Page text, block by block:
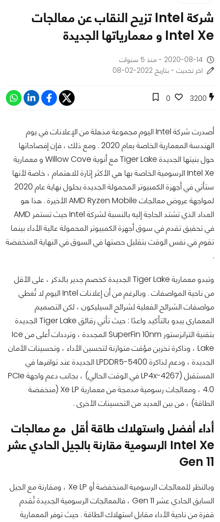
شركة Intel تزيح النقاب عن معالجات
Intel Xe و معمارياتها الجديدة
2020-08-14 - منذ 5 سنوات
اخر تحديث - بتاريخ 2022-02-08
3200
0
أصدرت شركة Intel اليوم مجموعة مذهلة من الإعلانات في يوم
الهندسة المعمارية الخاصة بعام 2020 .
ومع ذلك ، فإن إفصاحاتها
حول بنيتها الجديدة Tiger Lake مع أنوية Willow Cove و معمارية
Intel Xe الرسومية الخاصة بها هي الأكثر إثارة للاهتمام ، خاصة لأنها
ستأتي في أجهزة الكمبيوتر المحمولة الجديدة بحلول نهاية عام 2020
لمواجهة عروض معالجات AMD Ryzen Mobile الأخيرة .
هذا هو
العداد الذي تشتد الحاجة إليه بالنسبة لشركة Intel حيث تستمر AMD
في تحقيق تقدم في سوق أجهزة الكمبيوتر المحمولة عالية الأداء بينما
تقوم في نفس الوقت بتقليل حصتها في السوق في النهاية المنخفضة
.
وتبدو معمارية Tiger Lake الجديدة كخصم جدير بالذكر ، على الأقل
من ناحية المواصفات . وبالرغم من أن إعلانات Intel اليوم لا تُغطي
مواصفات الشرائح الفعلية لشرائح السيليكون ، لكن التصميم
المعماري يبدو بالتأكيد واعدًا : حيث تأتي رقائق Tiger Lake الجديدة
بتقنية الترانزستور SuperFin 10nm المجددة ، وترددات أعلى من Ice
Lake ، وذاكرة تخزين مؤقت متوازنة لتحسين الأداء ، وتحسينات الأمان
الجديدة ، ودعم لذاكرة LPDDR5-5400 الجديدة عند توافرها في
المستقبل (LP4x-4267 في الوقت الحالي) ، بجانب دعم واجهة PCIe
4.0 ، ومعالجات رسومية مدمجة من معمارية Xe LP (منخفضة
الطاقة) ، من بين العديد من التحسينات الأخرى .
أداء أفضل واستهلاك طاقة أقل مع معالجات
Intel Xe الرسومية مقارنة بالجيل الحادي عشر
Gen 11
وبالنظر للمعالجات الرسومية المنخفضة أو Xe LP ، ومقارنة مع الجيل
السابق الحادي عشر Gen 11 ، فالمعالجات الرسومية الجديدة تُقدم
قفزة من ناحية الأداء مقابل استهلاك الطاقة . حيث توفر المعمارية